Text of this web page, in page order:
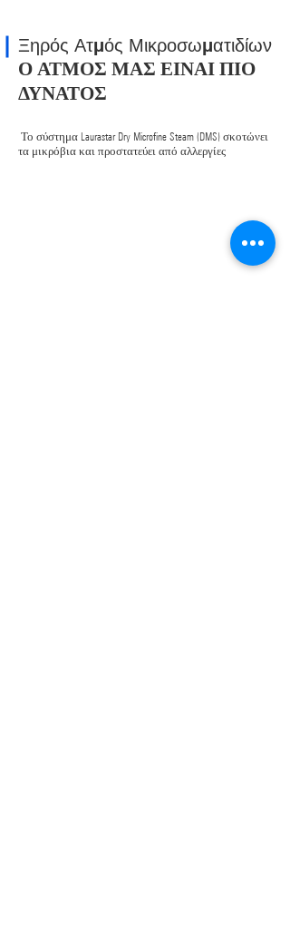
Ξηρός Ατμός Μικροσωματιδίων
Ο ΑΤΜΟΣ ΜΑΣ ΕΙΝΑΙ ΠΙΟ
ΔΥΝΑΤΟΣ
Το σύστημα Laurastar Dry Microfine Steam (DMS) σκοτώνει
τα μικρόβια και προστατεύει από αλλεργίες